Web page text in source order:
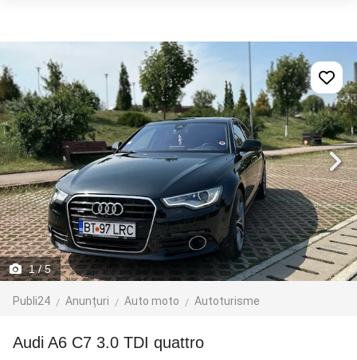
1/ 5
Publi24 Anunțuri Auto moto Autoturisme
Audi A6 C7 3.0 TDI quattro